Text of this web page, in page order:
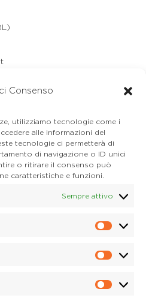
Consenso
utilizziamo tecnologie come i
alle informazioni del
tecnologie ci permetterà di
di navigazione o ID unici
o ritirare il consenso può
caratteristiche e funzioni.
Sempre attivo
(BL)
- Comelico (BL)
Superiore (BL)